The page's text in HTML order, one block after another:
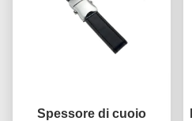
Spessore di cuoio